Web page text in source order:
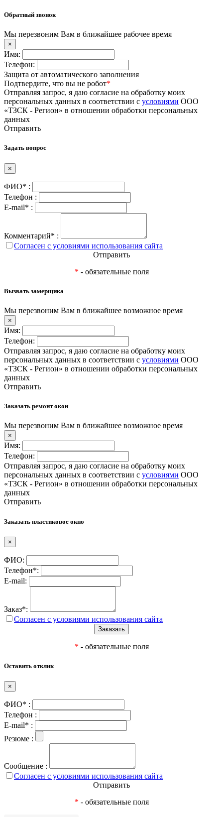
Обратный звонок
Мы перезвоним Вам в ближайшее рабочее время
×
Имя:
Телефон:
Защита от автоматического заполнения
Подтвердите, что вы не робот*
Отправляя запрос, я даю согласие на обработку моих
персональных данных в соответствии с условиями ООО
«ТЗСК - Регион» в отношении обработки персональных
данных
Отправить
Задать вопрос
×
ФИО* :
Телефон :
E-mail* :
Комментарий* :
Согласен с условиями использования сайта
Отправить
* - обязательные поля
Вызвать замерщика
Мы перезвоним Вам в ближайшее возможное время
×
Имя:
Телефон:
Отправляя запрос, я даю согласие на обработку моих
персональных данных в соответствии с условиями ООО
«ТЗСК - Регион» в отношении обработки персональных
данных
Отправить
Заказать ремонт окон
Мы перезвоним Вам в ближайшее возможное время
×
Имя:
Телефон:
Отправляя запрос, я даю согласие на обработку моих
персональных данных в соответствии с условиями ООО
«ТЗСК - Регион» в отношении обработки персональных
данных
Отправить
Заказать пластиковое окно
×
ФИО:
Телефон*:
E-mail:
Заказ*:
Согласен с условиями использования сайта
* - обязательные поля
Оставить отклик
×
ФИО* :
Телефон :
E-mail* :
Резюме :
Сообщение :
Согласен с условиями использования сайта
Отправить
* - обязательные поля